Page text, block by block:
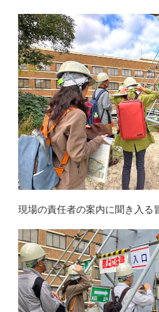
現場の責任者の案内に聞き入る